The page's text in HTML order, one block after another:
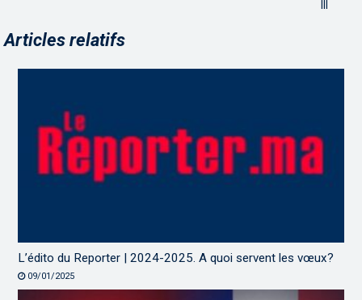
Articles relatifs
L’édito du Reporter | 2024-2025. A quoi servent les vœux?
09/01/2025